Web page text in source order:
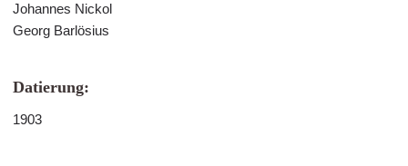
Johannes Nickol
Georg Barlösius
Datierung:
1903